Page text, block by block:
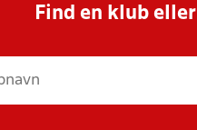
Find en klub